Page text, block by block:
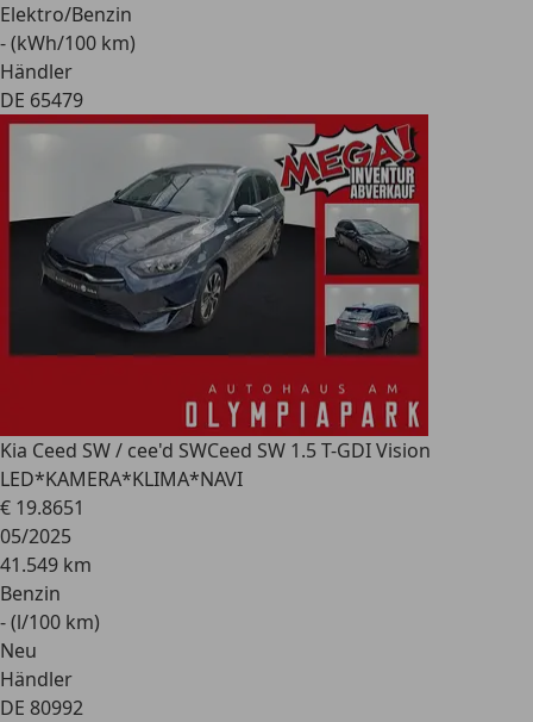
Elektro/Benzin
- (kWh/100 km)
Händler
DE 65479
Kia Ceed SW / cee'd SWCeed SW 1.5 T-GDI Vision
LED*KAMERA*KLIMA*NAVI
€ 19.8651
05/2025
41.549 km
Benzin
- (l/100 km)
Neu
Händler
DE 80992